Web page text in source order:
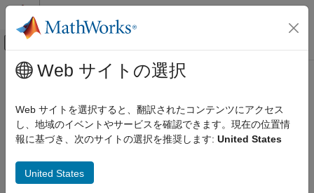
コンテンツへスキップ
オフキャンバス ナビゲーション メ
ドキュメンテーションのホーム
MATLAB Coder
コード生成
コード生成の構成
メインコンテンツ
テスト デバイスの詳細: long
C のlongデータ型のビット長
アプリ構成ペイン:
Web サイトの選択
Web サイトを選択すると、翻訳されたコンテンツにアクセス
し、地域のイベントやサービスを確認できます。現在の位置情
報に基づき、次のサイトの選択を推奨します: United States
United States